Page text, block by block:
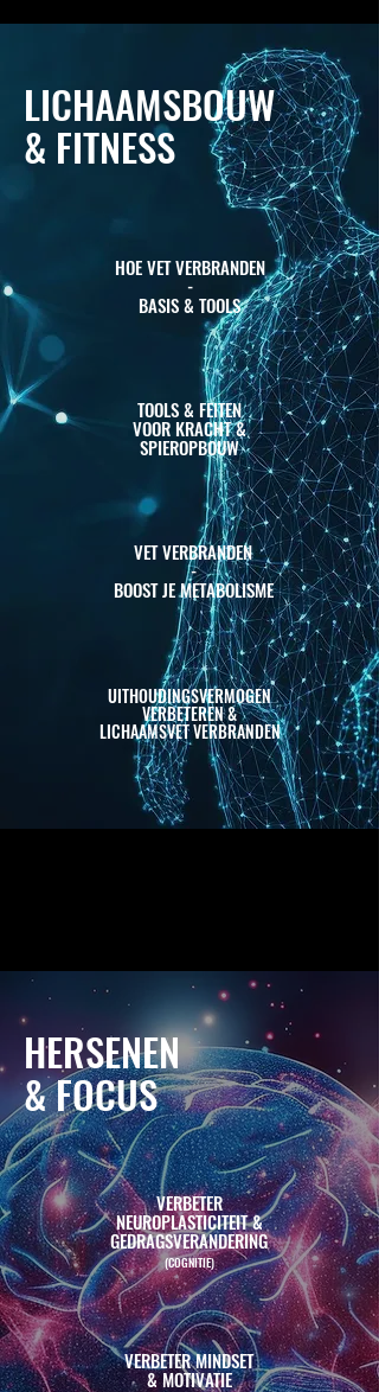
LICHAAMSBOUW
& FITNESS
HOE VET VERBRANDEN
-
BASIS & TOOLS
TOOLS & FEITEN
VOOR KRACHT &
SPIEROPBOUW
VET VERBRANDEN
-
BOOST JE METABOLISME
UITHOUDINGSVERMOGEN
VERBETEREN &
LICHAAMSVETVERBRANDEN
HERSENEN
& FOCUS
VERBETER
NEUROPLASTICITEIT &
GEDRAGSVERANDERING
(COGNITIE)
VERBETER MINDSET
& MOTIVATIE